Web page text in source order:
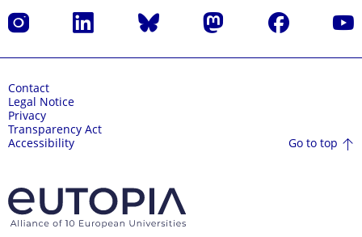
Instagram LinkedIn Bluesky Mastodon Facebook
Contact
Legal Notice
Privacy
Transparency Act
Accessibility
Go to top